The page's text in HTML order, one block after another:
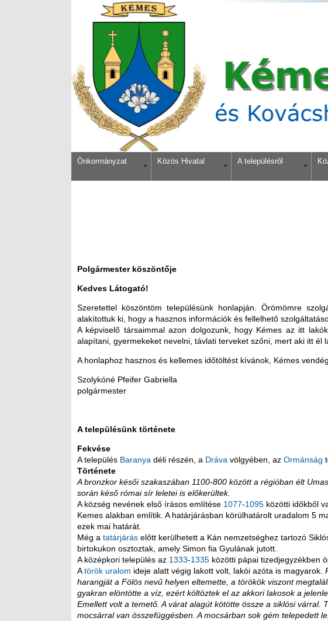
Önkormányzat Közös Hivatal A településről
Polgármester köszöntője
Kedves Látogató!
Szeretettel köszöntöm településünk honlapján. Örömömre
alakítottuk ki, hogy a hasznos információk és fellelhető
A képviselő társaimmal azon dolgozunk, hogy Kémes az itt
alapítani, gyermekeket nevelni, távlati terveket szőni, mert aki itt él
A honlaphoz hasznos és kellemes időtöltést kívánok, Kémes
Szolykóné Pfeifer Gabriella
polgármester
A településünk története
Fekvése
A település Baranya déli részén, a Dráva völgyében, az Ormánság
Története
A bronzkor késői szakaszában 1100-800 között a régióban élt
során késő római sír leletei is előkerültek.
A község nevének első írásos említése 1077-1095 közötti időkből
Kemes alakban említik. A határjárásban körülhatárolt uradalom 5
ezek mai határát.
Még a tatárjárás előtt kerülhetett a Kán nemzetséghez tartozó
birtokukon osztoztak, amely Simon fia Gyulának jutott.
A középkori település az 1333-1335 közötti pápai tizedjegyzékben
Atörök uralom ideje alatt végig lakott volt, lakói azóta is magyarok.
harangját a Fölös nevű helyen eltemette, a törökök viszont
gyakran elöntötte a víz, ezért költöztek el az akkori lakosok a
Emellett volt a temető. A várat alagút kötötte össze a siklósi
mocsárral van összefüggésben. A mocsárban sok gém telepedett